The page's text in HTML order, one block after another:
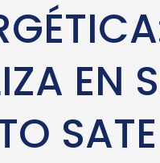
EN
SATE